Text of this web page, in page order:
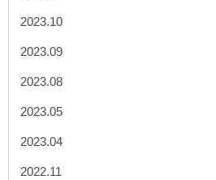
2023.10
2023.09
2023.08
2023.05
2023.04
2022.11